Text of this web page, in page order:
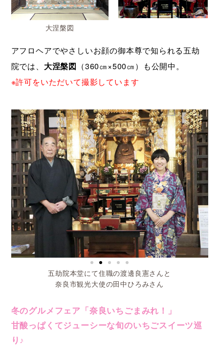
大涅槃図
アフロヘアでやさしいお顔の御本尊で知られる五劫
院では、 大涅槃図 （360㎝×500㎝）も公開中。
※許可をいただいて撮影しています
冬のグルメフェア「奈良いちごまみれ！」
甘酸っぱくてジューシーな旬のいちごスイーツ巡
り♪